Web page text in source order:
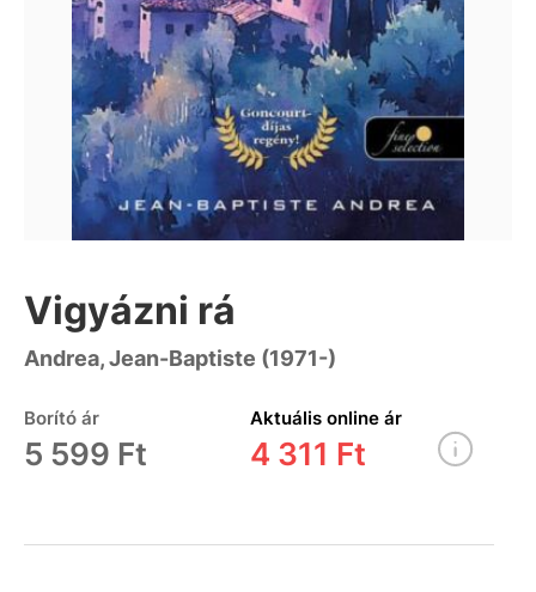
Vigyázni rá
Andrea, Jean-Baptiste (1971-)
Borító ár
5 599 Ft
Aktuális online ár
4 311 Ft